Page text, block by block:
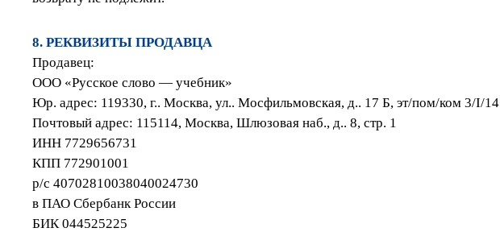
8. РЕКВИЗИТЫ ПРОДАВЦА
Продавец:
ООО «Русское слово — учебник»
Юр. адрес: 119330, г.. Москва, ул.. Мосфильмовская, д.. 17 Б, эт/пом/ком 3/I/14
Почтовый адрес: 115114, Москва, Шлюзовая наб., д.. 8, стр. 1
ИНН 7729656731
КПП 772901001
р/с 40702810038040024730
в ПАО Сбербанк России
БИК 044525225